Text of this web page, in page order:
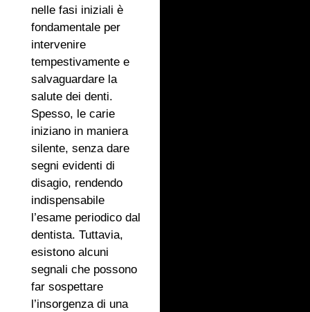
nelle fasi iniziali è
fondamentale per
intervenire
tempestivamente e
salvaguardare la
salute dei denti.
Spesso, le carie
iniziano in maniera
silente, senza dare
segni evidenti di
disagio, rendendo
indispensabile
l’esame periodico dal
dentista. Tuttavia,
esistono alcuni
segnali che possono
far sospettare
l’insorgenza di una